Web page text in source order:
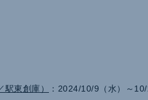
東創庫）
：2024/10/9（水）～10/